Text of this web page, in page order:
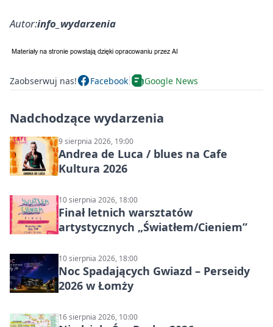
Autor:info_wydarzenia
Zaobserwuj nas! Facebook Google News
Nadchodzące wydarzenia
9 sierpnia 2026, 19:00
Andrea de Luca / blues na Cafe
Kultura 2026
10 sierpnia 2026, 18:00
Finał letnich warsztatów
artystycznych „Światłem/Cieniem”
10 sierpnia 2026, 18:00
Noc Spadających Gwiazd – Perseidy
2026 w Łomży
16 sierpnia 2026, 10:00